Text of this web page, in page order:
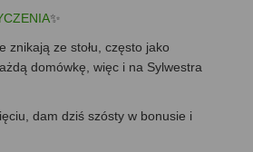
✨
znikają ze stołu, często jako
domówkę, więc i na Sylwestra
dam dziś szósty w bonusie i